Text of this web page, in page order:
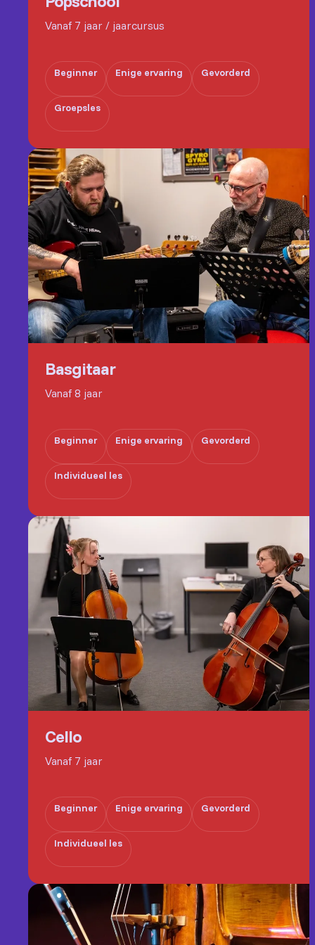
Vanaf 7 jaar / jaarcursus
Beginner Enige ervaring Gevorderd
Groepsles
Basgitaar
Vanaf 8 jaar
Beginner Enige ervaring Gevorderd
Individueel les
Cello
Vanaf 7 jaar
Beginner Enige ervaring Gevorderd
Individueel les